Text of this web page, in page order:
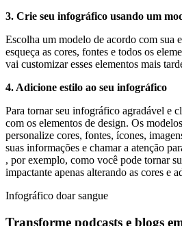
3. Crie seu infográfico usando um
Escolha um modelo de acordo com sua
esqueça as cores, fontes e todos os
vai customizar esses elementos mais
4. Adicione estilo ao seu infográfico
Para tornar seu infográfico agradável e
com os elementos de design. Os
personalize cores, fontes, ícones,
suas informações e chamar a atenção
, por exemplo, como você pode tornar
impactante apenas alterando as cores e
Infográfico doar sangue
Transforme podcasts e blogs